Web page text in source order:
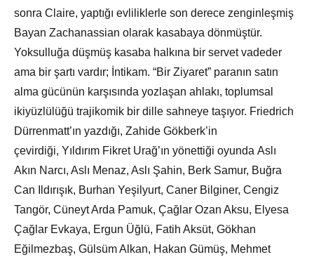
sonra Claire, yaptığı evliliklerle son derece zenginleşmiş
Bayan Zachanassian olarak kasabaya dönmüştür.
Yoksulluğa düşmüş kasaba halkına bir servet vadeder
ama bir şartı vardır; İntikam. “Bir Ziyaret” paranın satın
alma gücünün karşısında yozlaşan ahlakı, toplumsal
ikiyüzlülüğü trajikomik bir dille sahneye taşıyor. Friedrich
Dürrenmatt’ın yazdığı, Zahide Gökberk’in
çevirdiği, Yıldırım Fikret Urağ’ın yönettiği oyunda Aslı
Akın Narcı, Aslı Menaz, Aslı Şahin, Berk Samur, Buğra
Can Ildırışık, Burhan Yeşilyurt, Caner Bilginer, Cengiz
Tangör, Cüneyt Arda Pamuk, Çağlar Ozan Aksu, Elyesa
Çağlar Evkaya, Ergun Üğlü, Fatih Aksüt, Gökhan
Eğilmezbaş, Gülsüm Alkan, Hakan Gümüş, Mehmet